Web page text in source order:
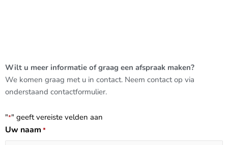
Wilt u meer informatie of graag een afspraak maken?
We komen graag met u in contact. Neem contact op via
onderstaand contactformulier.
"*" geeft vereiste velden aan
Uw naam *
Uw
Uw
Straat
Plaats
Plaats